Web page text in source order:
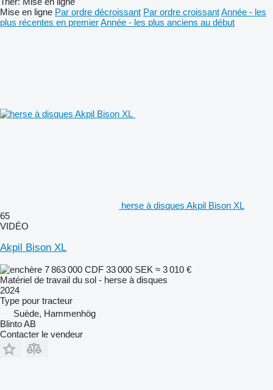
Mise en ligne Par ordre décroissant Par ordre croissantAnnée - les
plus récentes en premierAnnée - les plus anciens au début
herse à disques Akpil Bison XL
65
VIDÉO
Akpil Bison XL
7 863 000 CDF 33 000 SEK ≈ 3 010 €
Matériel de travail du sol - herse à disques
2024
Type pour tracteur
Suède, Hammenhög
Blinto AB
Contacter le vendeur